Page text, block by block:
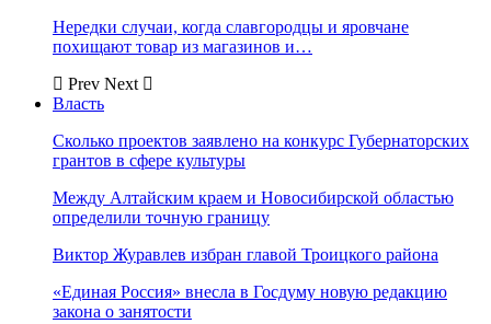
Нередки случаи, когда славгородцы и яровчане
похищают товар из магазинов и…
Prev Next
Власть
Сколько проектов заявлено на конкурс Губернаторских
грантов в сфере культуры
Между Алтайским краем и Новосибирской областью
определили точную границу
Виктор Журавлев избран главой Троицкого района
«Единая Россия» внесла в Госдуму новую редакцию
закона о занятости